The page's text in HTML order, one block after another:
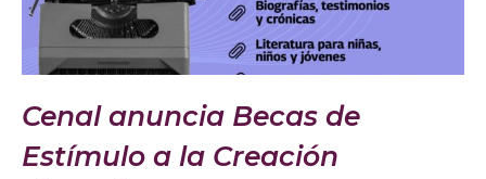
Cenal anuncia Becas de
Estímulo a la Creación